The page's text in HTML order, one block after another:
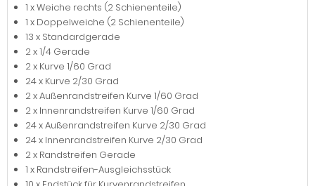
1 x Weiche rechts (2 Schienenteile)
1 x Doppelweiche (2 Schienenteile)
13 x Standardgerade
2 x 1/4 Gerade
2 x Kurve 1/60 Grad
24 x Kurve 2/30 Grad
2 x Außenrandstreifen Kurve 1/60 Grad
2 x Innenrandstreifen Kurve 1/60 Grad
24 x Außenrandstreifen Kurve 2/30 Grad
24 x Innenrandstreifen Kurve 2/30 Grad
2 x Randstreifen Gerade
1 x Randstreifen-Ausgleichsstück